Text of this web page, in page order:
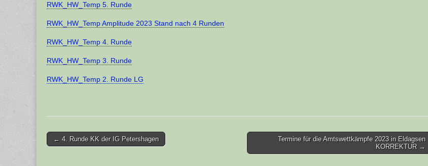
RWK_HW_Temp 5. Runde
RWK_HW_Temp Amplitude 2023 Stand nach 4 Runden
RWK_HW_Temp 4. Runde
RWK_HW_Temp 3. Runde
RWK_HW_Temp 2. Runde LG
Post
← 4. Runde KK der IG Petershagen
Termine für die Amtswettkämpfe 2023 in Eldagsen
KORREKTUR →